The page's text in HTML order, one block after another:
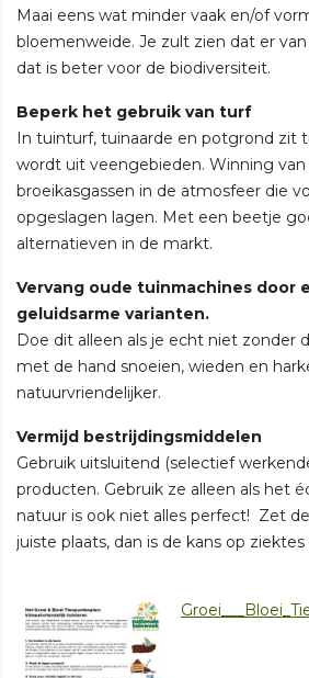
Maai eens wat minder vaak en/of
bloemenweide. Je zult zien dat er
dat is beter voor de biodiversiteit.
Beperk het gebruik van turf
In tuinturf, tuinaarde en potgrond zit
wordt uit veengebieden. Winning
broeikasgassen in de atmosfeer die
opgeslagen lagen. Met een beetje
alternatieven in de markt.
Vervang oude tuinmachines door
geluidsarme varianten.
Doe dit alleen als je echt niet zonder
met de hand snoeien, wieden en
natuurvriendelijker.
Vermijd bestrijdingsmiddelen
Gebruik uitsluitend (selectief
producten. Gebruik ze alleen als het
natuur is ook niet alles perfect! Zet
juiste plaats, dan is de kans op